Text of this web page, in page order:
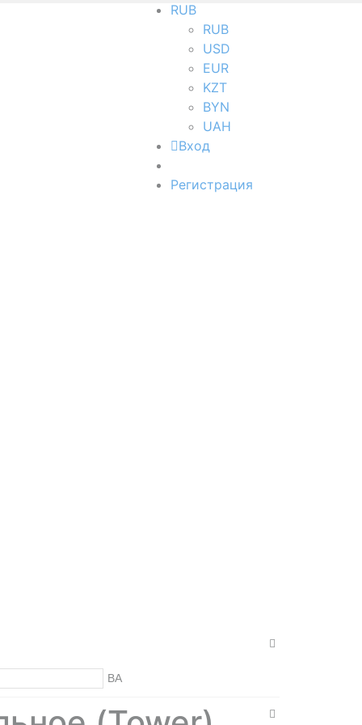
RUB
RUB
USD
EUR
KZT
BYN
UAH
Вход
Регистрация
ВА